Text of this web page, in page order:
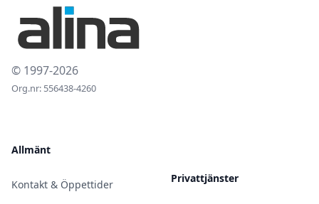
© 1997-2026
Org.nr: 556438-4260
Allmänt
Kontakt & Öppettider Privattjänster